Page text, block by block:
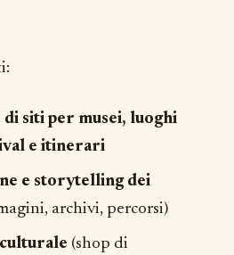
di siti per musei, luoghi
e itinerari
e storytelling dei
archivi, percorsi)
(shop di